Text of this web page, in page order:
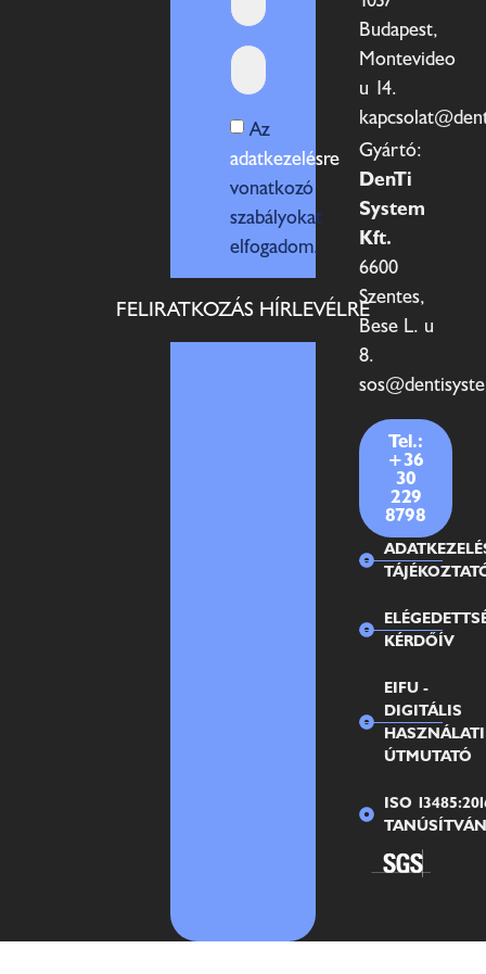
Az
adatkezelésre
vonatkozó
szabályokat
elfogadom.
FELIRATKOZÁS HÍRLEVÉLRE
Budapest,
Montevideo
u 14.
Gyártó:
DenTi
System
Kft.
6600
Szentes,
Bese L. u
8.
Tel.:
+36
30
229
8798
KÉRDŐÍV
EIFU -
DIGITÁLIS
HASZNÁLATI
ÚTMUTATÓ
ISO